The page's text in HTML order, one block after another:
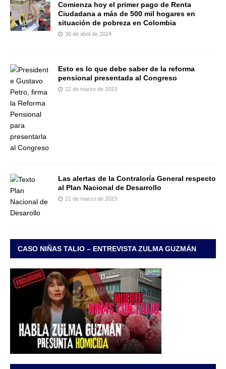
Comienza hoy el primer pago de Renta
Ciudadana a más de 500 mil hogares en
situación de pobreza en Colombia
30 de abril de 2024
Esto es lo que debe saber de la reforma
pensional presentada al Congreso
22 de marzo de 2023
Las alertas de la Contraloría General respecto
al Plan Nacional de Desarrollo
21 de marzo de 2023
CASO NIÑAS TALIO – ENTREVISTA ZULMA GUZMÁN